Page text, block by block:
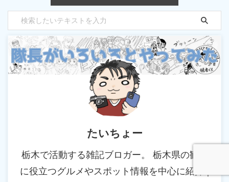
たいちょー
栃木で活動する雑記ブロガー。 栃木県の観光
に役立つグルメやスポット情報を中心に紹介 |